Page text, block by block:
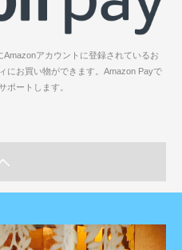
アカウントに登録されているお
にお買い物ができます。Amazon Payで
ポートします。